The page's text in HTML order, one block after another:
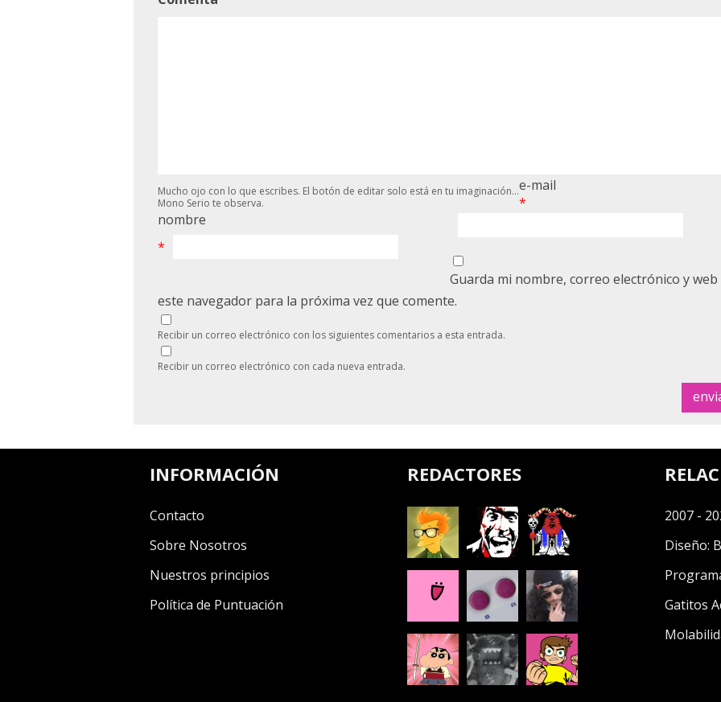
Mucho ojo con lo que escribes. El botón de editar solo está en tu imaginación...
Mono Serio te observa.
nombre
*
e-mail
*
Guarda mi nombre, correo electrónico y web
este navegador para la próxima vez que comente.
Recibir un correo electrónico con los siguientes comentarios a esta entrada.
Recibir un correo electrónico con cada nueva entrada.
INFORMACIÓN
Contacto
Sobre Nosotros
Nuestros principios
Política de Puntuación
REDACTORES
2007 -
Diseño:
Gatitos